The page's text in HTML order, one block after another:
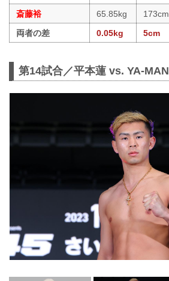
斎藤裕
65.85kg 173cm
両者の差
0.05kg 5cm
第14試合／平本蓮 vs. YA-MAN